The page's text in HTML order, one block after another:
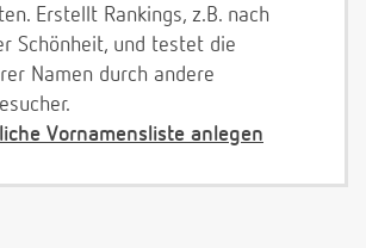
Erstellt Rankings, z.B. nach
Schönheit, und testet die
Namen durch andere
Vornamensliste anlegen